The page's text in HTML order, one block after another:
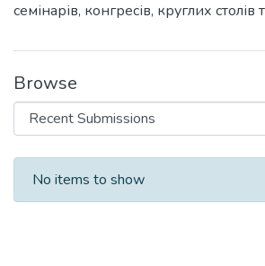
семінарів, конгресів, круглих столів
Browse
Recent Submissions
No items to show